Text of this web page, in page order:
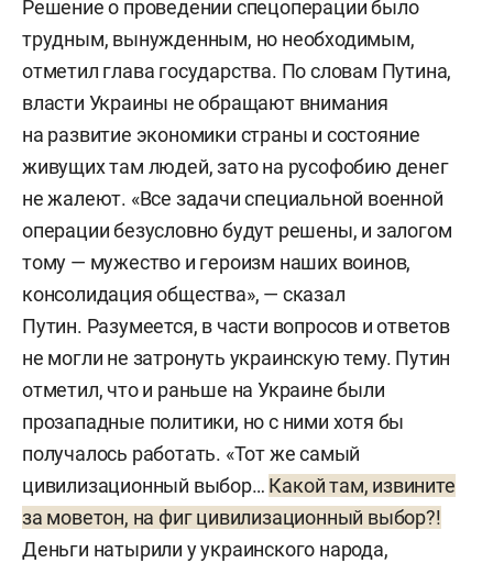
Решение о проведении спецоперации было
трудным, вынужденным, но необходимым,
отметил глава государства. По словам Путина,
власти Украины не обращают внимания
на развитие экономики страны и состояние
живущих там людей, зато на русофобию денег
не жалеют. «Все задачи специальной военной
операции безусловно будут решены, и залогом
тому — мужество и героизм наших воинов,
консолидация общества», — сказал
Путин. Разумеется, в части вопросов и ответов
не могли не затронуть украинскую тему. Путин
отметил, что и раньше на Украине были
прозападные политики, но с ними хотя бы
получалось работать. «Тот же самый
цивилизационный выбор… Какой там, извините
за моветон, на фиг цивилизационный выбор?!
Деньги натырили у украинского народа,